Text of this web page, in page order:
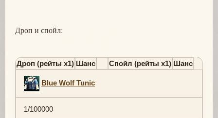
Дроп и спойл:
Дроп (рейты х1) Шанс Спойл (рейты х1) Шанс
Blue Wolf Tunic
1/100000